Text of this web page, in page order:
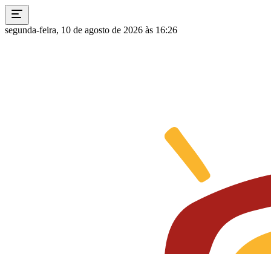
segunda-feira, 10 de agosto de 2026 às 16:26